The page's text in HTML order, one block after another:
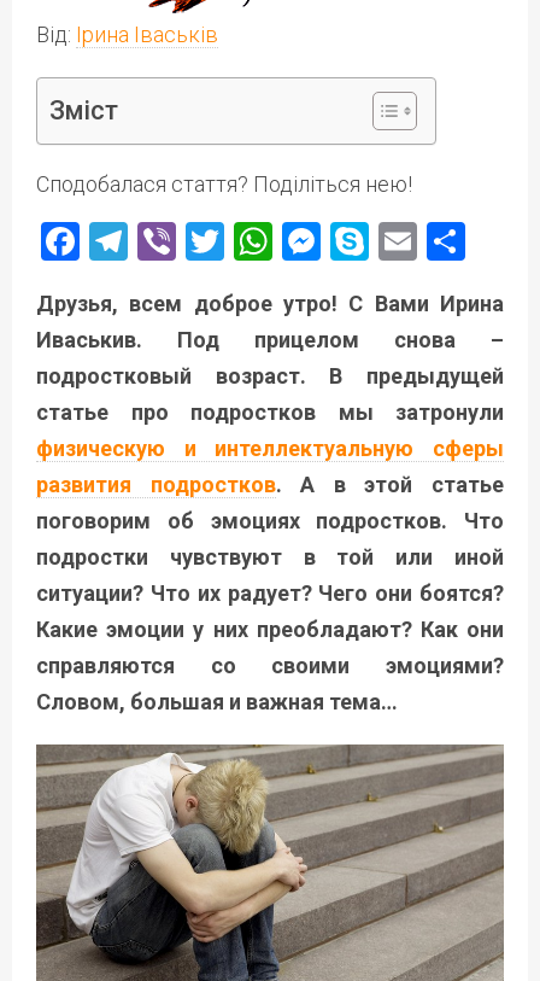
Від: Ірина Іваськів
Зміст
Сподобалася стаття? Поділіться нею!
Facebook
Telegram
ViberTwitter
WhatsApp
Messenger
Skype
Email
Друзья, всем доброе утро! С Вами Ирина
Иваськив. Под прицелом снова –
подростковый возраст. В предыдущей
статье про подростков мы затронули
физическую и интеллектуальную сферы
развития подростков. А в этой статье
поговорим об эмоциях подростков. Что
подростки чувствуют в той или иной
ситуации? Что их радует? Чего они боятся?
Какие эмоции у них преобладают? Как они
справляются со своими эмоциями?
Словом, большая и важная тема…